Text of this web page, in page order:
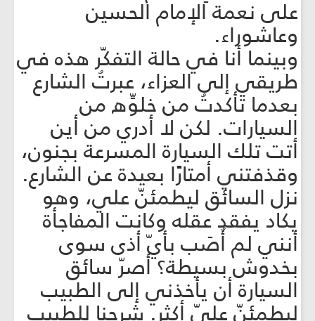
على نعمة الإمام الحسين
وعاشوراء.
وبينما أنا في حالة التفكّر هذه في
طريقي إلى العزاء، عبرتُ الشارع
بعدما تأكدتُ من خلوِّه من
السيارات. لكن لا أدري من أين
أتت تلك السيارة المسرعة بجنون،
وقذفتني أمتارًا بعيدة عن الشارع.
نزل السائق ليطمئنّ علي، وهو
يكاد يفقد عقله وكانت المفاجأة
أنني لم أُصَب بأيّ أذى سوی
بخدوش بسيطة؟ أصرّ سائق
السيارة أن يأخذني إلى الطبيب
ليطمئنّ عليّ أكثر. شرحنا للطبيب